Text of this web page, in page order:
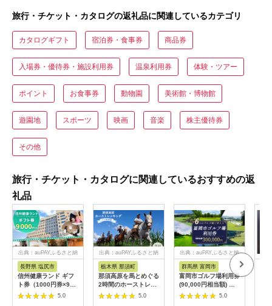
旅行・チケット・カタログの返礼品に関連しているカテゴリ
カタログギフト 宿泊券・食事券 商品券
入場券・優待券・施設利用券 温泉利用券 体験・ツアー
ポイント お食事券 動物園 美術館・博物館
遊園地 スポーツ 映画 音楽 株主優待券
その他
旅行・チケット・カタログに関連しているおすすめの返
礼品
出典：auPAYふるさと納
長野県 塩尻市
信州健康ランド ギフ
ト券（1000円券×9
枚） | 信州健康ランド
サウナ 大浴場 ボディ
5.0
出典：auPAYふるさと納
栃木県 那須町
那須高原を馬とめぐる
2時間のホーストレッ
キング 外乗ペア利用
券【平日限定】チケッ
5.0
出典：auPAYふるさと納
群馬県 富岡市
富岡市ゴルフ場利用券
(90,000円相当額) ゴ
ルフ チケット 平日 土
日 祝日 プレー券 関東
5.0